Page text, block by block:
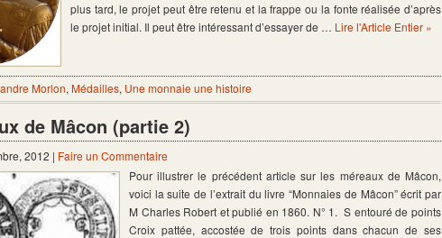
plus tard, le projet peut être retenu et la frappe ou la fonte réalisée d’après
le projet initial. Il peut être intéressant d’essayer de … Lire l'Article Entier »
Morlon, Médailles, Une monnaie une histoire
de Mâcon (partie 2)
2012 | Faire un Commentaire
Pour illustrer le précédent article sur les méreaux de Mâcon,
voici la suite de l’extrait du livre “Monnaies de Mâcon” écrit par
M Charles Robert et publié en 1860. N° 1. S entouré de points
Croix pattée, accostée de trois points dans chacun de ses